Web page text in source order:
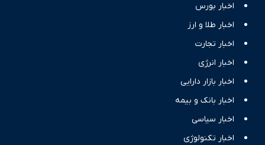
اخبار بورس
اخبار طلا و ارز
اخبار تجارت
اخبار انرژی
اخبار بازار دارایی
اخبار بانک و بیمه
اخبار سیاسی
اخبار تکنولوژی